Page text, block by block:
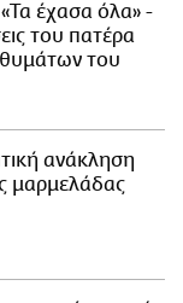
έχασα όλα» -
του πατέρα
του
ανάκληση
μαρμελάδας